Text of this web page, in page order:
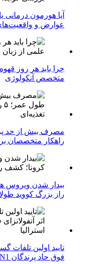
آیا هورمون
عوارض و
متخصص آنکولوژی
راهکار متخصصان
بیدار شدن ویروس‌
راز بزرگ کووید
تایید اولین تلفات
فوق حاد پرندگان H5N1 در استرالیا